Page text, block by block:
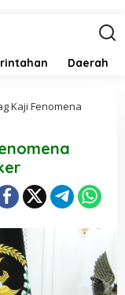
Daerah
Kaji Fenomena